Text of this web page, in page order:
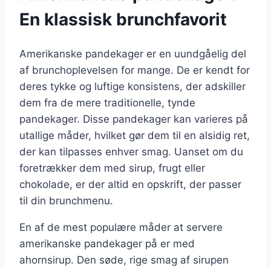
En klassisk brunchfavorit
Amerikanske pandekager er en uundgåelig del
af brunchoplevelsen for mange. De er kendt for
deres tykke og luftige konsistens, der adskiller
dem fra de mere traditionelle, tynde
pandekager. Disse pandekager kan varieres på
utallige måder, hvilket gør dem til en alsidig ret,
der kan tilpasses enhver smag. Uanset om du
foretrækker dem med sirup, frugt eller
chokolade, er der altid en opskrift, der passer
til din brunchmenu.
En af de mest populære måder at servere
amerikanske pandekager på er med
ahornsirup. Den søde, rige smag af sirupen